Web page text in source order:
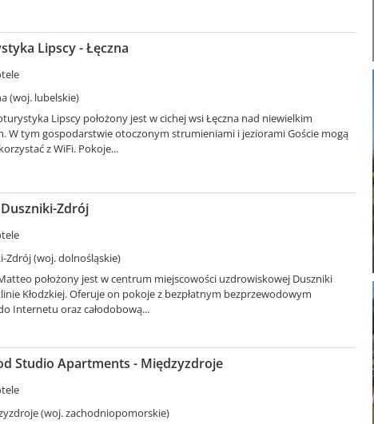
Lipscy - Łęczna
(woj. lubelskie)
Lipscy położony jest w cichej wsi Łęczna nad niewielkim
W tym gospodarstwie otoczonym strumieniami i jeziorami Goście mogą
z WiFi. Pokoje...
Zdrój
Zdrój (woj. dolnośląskie)
położony jest w centrum miejscowości uzdrowiskowej Duszniki
Kłodzkiej. Oferuje on pokoje z bezpłatnym bezprzewodowym
Internetu oraz całodobową...
Studio Apartments - Międzyzdroje
(woj. zachodniopomorskie)